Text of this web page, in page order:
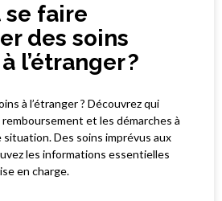
se faire
des soins
l’étranger ?
à l’étranger ? Découvrez qui
et les démarches à
Des soins imprévus aux
les informations essentielles
en charge.